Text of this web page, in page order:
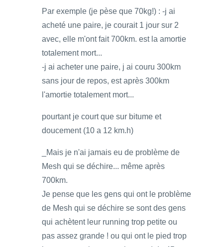
Par exemple (je pèse que 70kg!) : -j ai
acheté une paire, je courait 1 jour sur 2
avec, elle m'ont fait 700km. est la amortie
totalement mort...
-j ai acheter une paire, j ai couru 300km
sans jour de repos, est après 300km
l'amortie totalement mort...
pourtant je court que sur bitume et
doucement (10 a 12 km.h)
_Mais je n'ai jamais eu de problème de
Mesh qui se déchire... même après
700km.
Je pense que les gens qui ont le problème
de Mesh qui se déchire se sont des gens
qui achètent leur running trop petite ou
pas assez grande ! ou qui ont le pied trop